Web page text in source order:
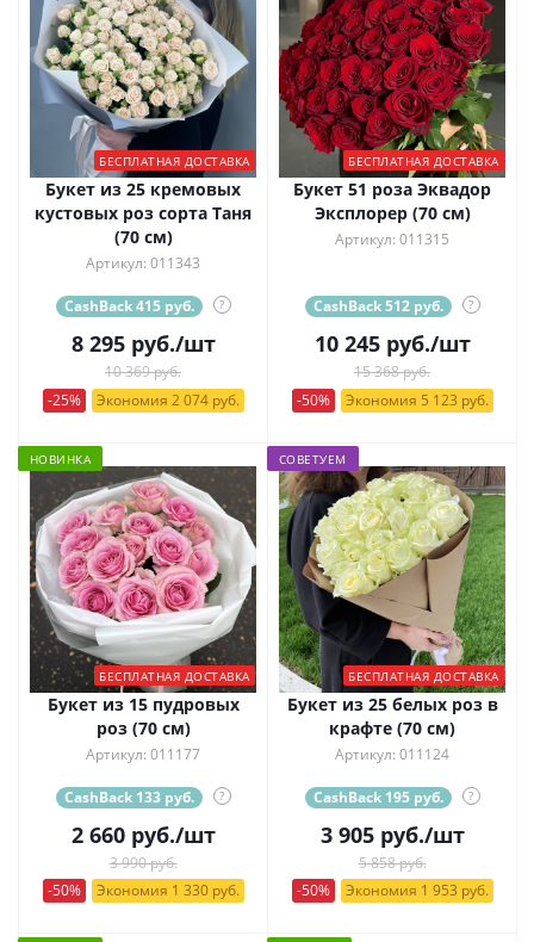
БЕСПЛАТНАЯ ДОСТАВКА
Букет из 25 кремовых
кустовых роз сорта Таня
(70 см)
Артикул: 011343
CashBack 415 руб. ?
8 295руб./шт
10 369 руб.
-25%
Экономия 2 074 руб.
БЕСПЛАТНАЯ ДОСТАВКА
Букет 51 роза Эквадор
Эксплорер (70 см)
Артикул: 011315
CashBack 512 руб. ?
10 245руб./шт
15 368 руб.
-50%
Экономия 5 123 руб.
НОВИНКА
БЕСПЛАТНАЯ ДОСТАВКА
Букет из 15 пудровых
роз (70 см)
Артикул: 011177
CashBack 133 руб. ?
2 660руб./шт
3 990 руб.
-50%
Экономия 1 330 руб.
СОВЕТУЕМ
БЕСПЛАТНАЯ ДОСТАВКА
Букет из 25 белых роз в
крафте (70 см)
Артикул: 011124
CashBack 195 руб. ?
3 905руб./шт
5 858 руб.
-50%
Экономия 1 953 руб.